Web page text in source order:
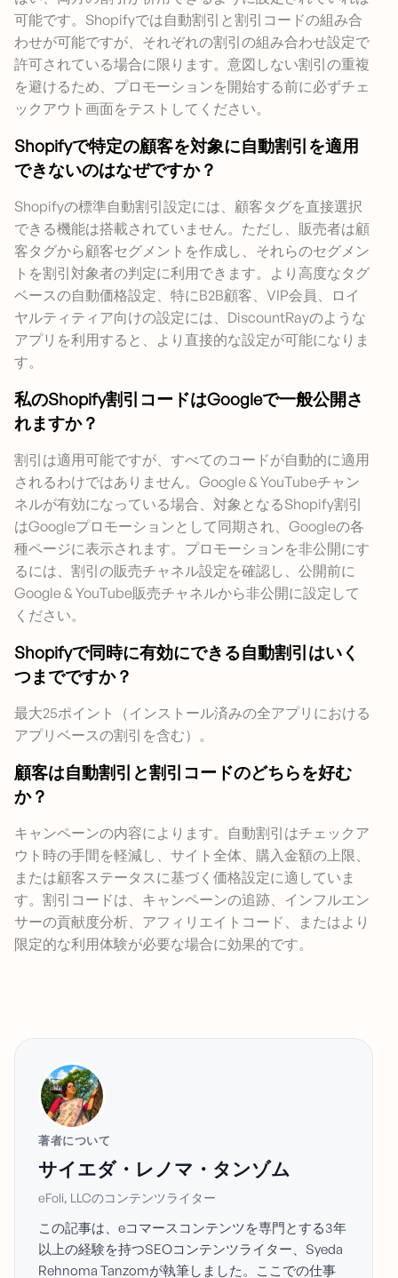
可能です。Shopifyでは自動割引と割引コードの組み合
わせが可能ですが、それぞれの割引の組み合わせ設定で
許可されている場合に限ります。意図しない割引の重複
を避けるため、プロモーションを開始する前に必ずチェ
ックアウト画面をテストしてください。
Shopifyで特定の顧客を対象に自動割引を適用
できないのはなぜですか？
Shopifyの標準自動割引設定には、顧客タグを直接選択
できる機能は搭載されていません。ただし、販売者は顧
客タグから顧客セグメントを作成し、それらのセグメン
トを割引対象者の判定に利用できます。より高度なタグ
ベースの自動価格設定、特にB2B顧客、VIP会員、ロイ
ヤルティティア向けの設定には、DiscountRayのような
アプリを利用すると、より直接的な設定が可能になりま
す。
私のShopify割引コードはGoogleで一般公開さ
れますか？
割引は適用可能ですが、すべてのコードが自動的に適用
されるわけではありません。Google & YouTubeチャン
ネルが有効になっている場合、対象となるShopify割引
はGoogleプロモーションとして同期され、Googleの各
種ページに表示されます。プロモーションを非公開にす
るには、割引の販売チャネル設定を確認し、公開前に
Google & YouTube販売チャネルから非公開に設定して
ください。
Shopifyで同時に有効にできる自動割引はいく
つまでですか？
最大25ポイント（インストール済みの全アプリにおける
アプリベースの割引を含む）。
顧客は自動割引と割引コードのどちらを好む
か？
キャンペーンの内容によります。自動割引はチェックア
ウト時の手間を軽減し、サイト全体、購入金額の上限、
または顧客ステータスに基づく価格設定に適していま
す。割引コードは、キャンペーンの追跡、インフルエン
サーの貢献度分析、アフィリエイトコード、またはより
限定的な利用体験が必要な場合に効果的です。
著者について
サイエダ・レノマ・タンゾム
eFoli, LLCのコンテンツライター
この記事は、eコマースコンテンツを専門とする3年
以上の経験を持つSEOコンテンツライター、Syeda
Rehnoma Tanzomが執筆しました。ここでの仕事